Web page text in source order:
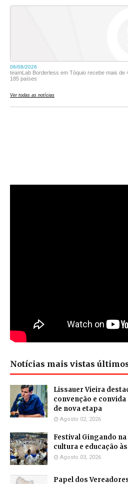
Notícias mais vistas
Lissauer Vieira
convenção e
de nova etapa
Agosto 02, 2026
Festival Gingando
cultura e educação
Agosto 03, 2026
Papel dos